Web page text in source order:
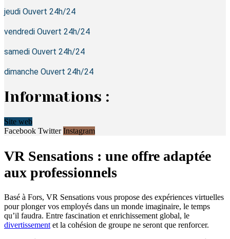
jeudi Ouvert 24h/24
vendredi Ouvert 24h/24
samedi Ouvert 24h/24
dimanche Ouvert 24h/24
Informations :
Site web
Facebook Twitter Instagram
VR Sensations : une offre adaptée
aux professionnels
Basé à Fors, VR Sensations vous propose des expériences virtuelles
pour plonger vos employés dans un monde imaginaire, le temps
qu’il faudra. Entre fascination et enrichissement global, le
divertissement et la cohésion de groupe ne seront que renforcer.